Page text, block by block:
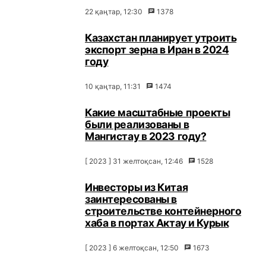
22 қаңтар, 12:30 1378
Казахстан планирует утроить
экспорт зерна в Иран в 2024
году
10 қаңтар, 11:31 1474
Какие масштабные проекты
были реализованы в
Мангистау в 2023 году?
[ 2023 ] 31 желтоқсан, 12:46 1528
Инвесторы из Китая
заинтересованы в
строительстве контейнерного
хаба в портах Актау и Курык
[ 2023 ] 6 желтоқсан, 12:50 1673